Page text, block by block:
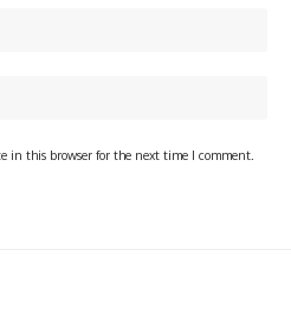
in this browser for the next time I comment.